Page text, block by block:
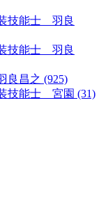
技能士 羽良
技能士 羽良
良昌之 (925)
技能士 宮園 (31)